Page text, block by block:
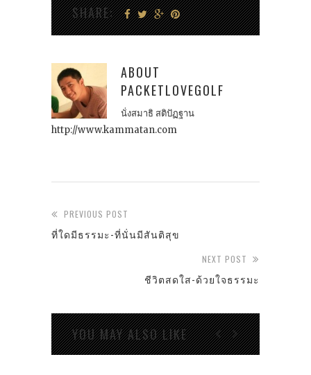
SHARE:
ABOUT
PACKETLOVEGOLF
นั่งสมาธิ สติปัฏฐาน
http://www.kammatan.com
PREVIOUS POST
ที่ใดมีธรรมะ-ที่นั่นมีสันติสุข
NEXT POST
ชีวิตสดใส-ด้วยใจธรรมะ
YOU MAY ALSO LIKE